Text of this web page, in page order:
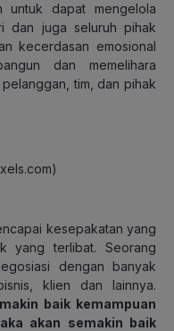
untuk dapat mengelola
dan juga seluruh pihak
kecerdasan emosional
dan memelihara
tim, dan pihak
kesepakatan yang
yang terlibat. Seorang
dengan banyak
klien dan lainnya.
baik kemampuan
akan semakin baik